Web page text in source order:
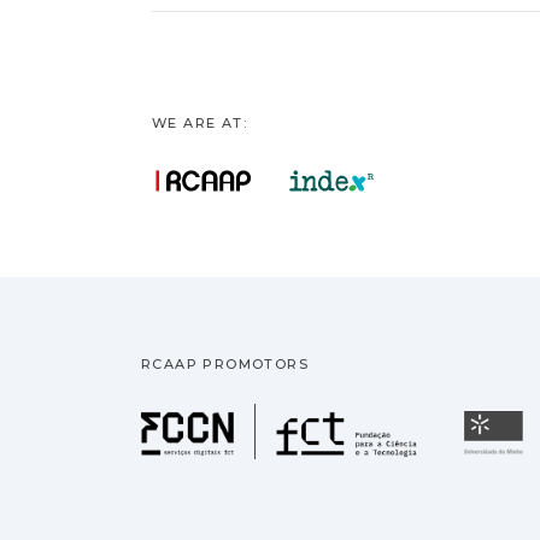
WE ARE AT:
RCAAP PROMOTORS
Fundação